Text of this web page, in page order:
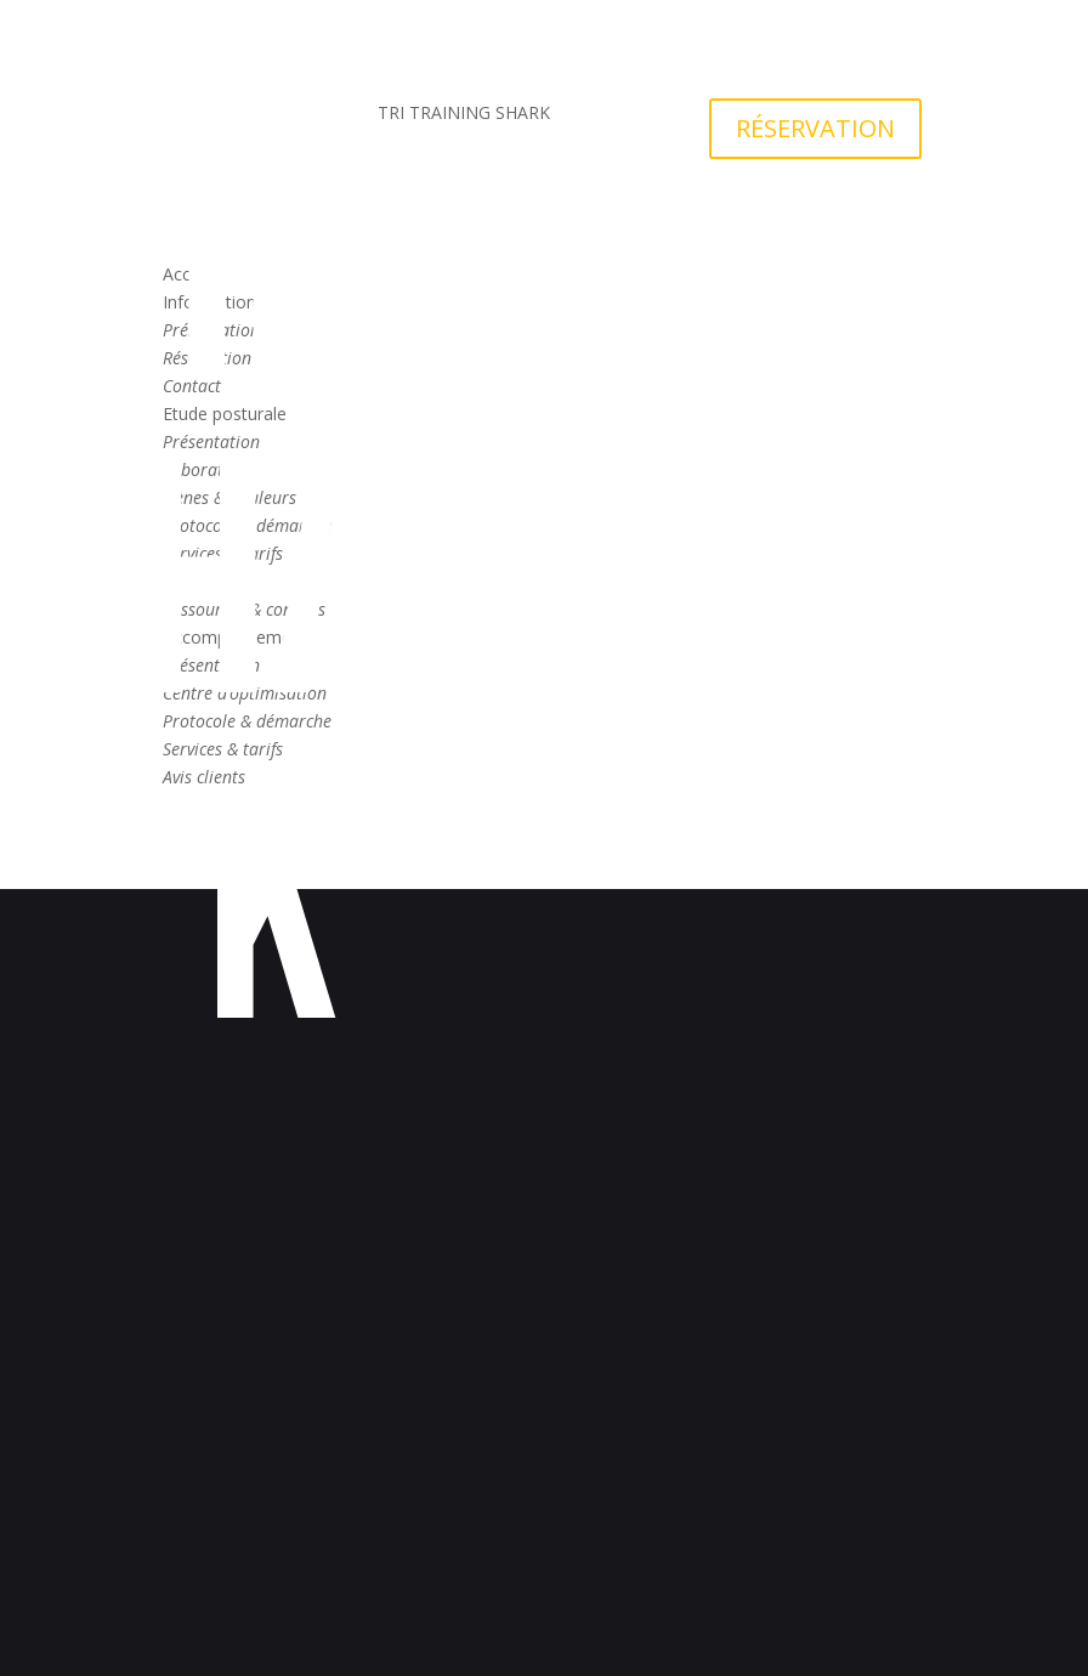
NING
SHAR
K
TRI TRAINING SHARK RÉSERVATION
Acceuil
Informations
Présentation
Réservation
Contact
Etude posturale
Présentation
Laboratoire
Gènes & douleurs
Protocole & démarche
Services & tarifs
Ressources & conseils
Accompagnement
Présentation
Centre d’optimisation
Protocole & démarche
Services & tarifs
Avis clients